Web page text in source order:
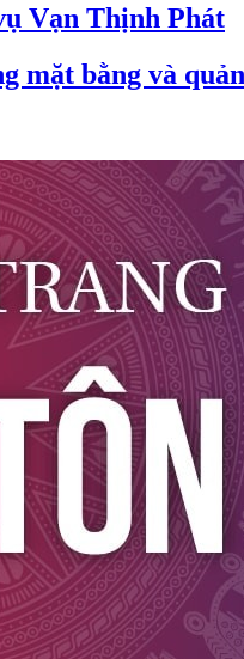
Vạn Thịnh Phát
mặt bằng và